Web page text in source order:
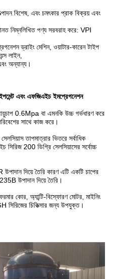
বিশেষ, এবং চমৎকার প্রাক বিক্রয় এবং
নিম্নলিখিত পণ্য সরবরাহ করে: VPI
ড্রাইং মেশিন, ওয়াটার-কারেন টাইপ
লাইন,
অন্যান্য।
এবং এফজিএইচ ইমপ্রেগনেশন
0.6Mpa বা এমনকি উচ্চ গর্ভধারণ করে
সাথে কাজ করে।
তাপমাত্রার ভিতরে সর্বাধিক
সিরিজ 200 ডিগ্রি সেলসিয়াসের সর্বোচ্চ
দিয়ে তৈরি কারণ এটি একটি চাপের
উপাদান দিয়ে তৈরি।
কোর, অ্যান্টি-বিস্ফোরণ মোটর, মাইনিং
সিরিজের চিকিত্সার জন্য উপযুক্ত।